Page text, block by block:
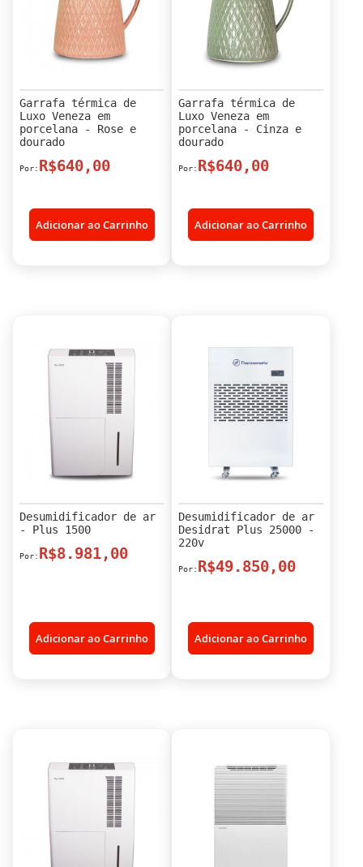
Garrafa térmica de
Luxo Veneza em
porcelana - Rose e
dourado
R$640,00
Adicionar ao Carrinho
Garrafa térmica de
Luxo Veneza em
porcelana - Cinza e
dourado
R$640,00
Adicionar ao Carrinho
Desumidificador de ar
- Plus 1500
R$8.981,00
Adicionar ao Carrinho
Desumidificador de ar
Desidrat Plus 25000 -
220v
R$49.850,00
Adicionar ao Carrinho